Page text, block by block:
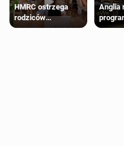
HMRC ostrzega
rodziców
pobierających Child
Anglia